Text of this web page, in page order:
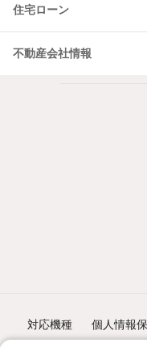
住宅ローン
不動産会社情報
対応機種 個人情報